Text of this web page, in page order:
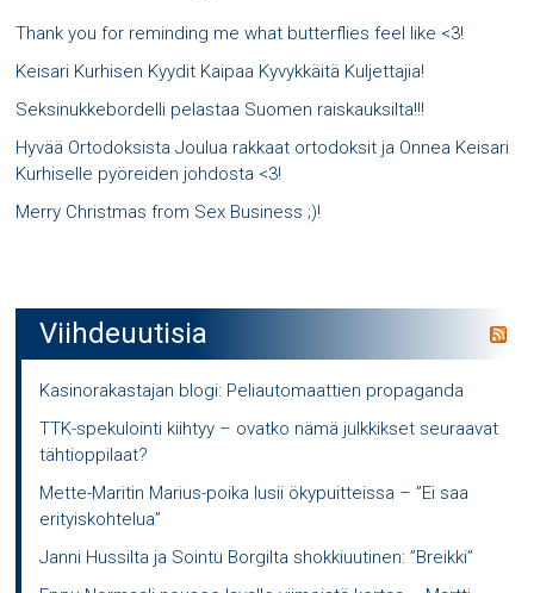
Thank you for reminding me what butterflies feel like <3!
Keisari Kurhisen Kyydit Kaipaa Kyvykkäitä Kuljettajia!
Seksinukkebordelli pelastaa Suomen raiskauksilta!!!
Hyvää Ortodoksista Joulua rakkaat ortodoksit ja Onnea Keisari
Kurhiselle pyöreiden johdosta <3!
Merry Christmas from Sex Business ;)!
Viihdeuutisia
Kasinorakastajan blogi: Peliautomaattien propaganda
TTK-spekulointi kiihtyy – ovatko nämä julkkikset seuraavat
tähtioppilaat?
Mette-Maritin Marius-poika lusii ökypuitteissa – ”Ei saa
erityiskohtelua”
Janni Hussilta ja Sointu Borgilta shokkiuutinen: ”Breikki”